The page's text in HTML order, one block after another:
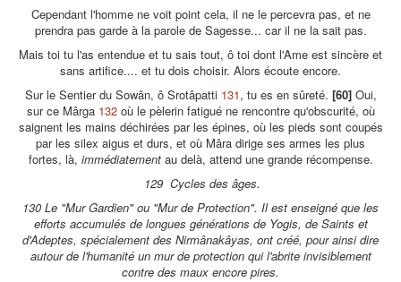
Cependant l'homme ne voit point cela, il ne le percevra pas, et ne
prendra pas garde à la parole de Sagesse... car il ne la sait pas.
Mais toi tu l'as entendue et tu sais tout, ô toi dont l'Ame est sincère et
sans artifice.... et tu dois choisir. Alors écoute encore.
Sur le Sentier du Sowân, ô Srotâpatti 131, tu es en sûreté. [60] Oui,
sur ce Mârga 132où le pèlerin fatigué ne rencontre qu'obscurité, où
saignent les mains déchirées par les épines, où les pieds sont coupés
par les silex aigus et durs, et où Mâra dirige ses armes les plus
fortes, là, immédiatement au delà, attend une grande récompense.
129 Cycles des âges.
130 Le "Mur Gardien" ou "Mur de Protection". Il est enseigné que les
efforts accumulés de longues générations de Yogis, de Saints et
d'Adeptes, spécialement des Nirmânakâyas, ont créé, pour ainsi dire
autour de l'humanité un mur de protection qui l'abrite invisiblement
contre des maux encore pires.